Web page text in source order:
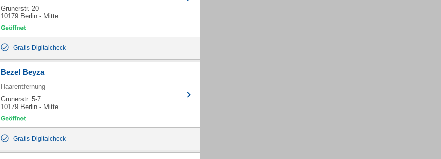
Grunerstr. 20
10179 Berlin - Mitte
Gratis-Digitalcheck
Bezel Beyza
Haarentfernung
Grunerstr. 5-7
10179 Berlin - Mitte
Gratis-Digitalcheck